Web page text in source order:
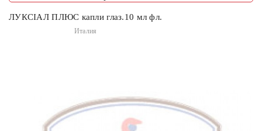
ЛУКСІАЛ ПЛЮС капли глаз.10 мл фл.
Италия